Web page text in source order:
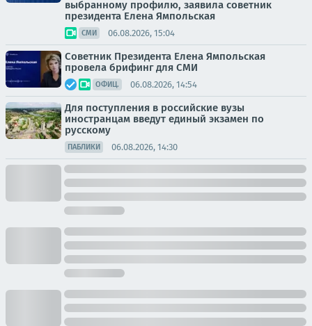
выбранному профилю, заявила советник
президента Елена Ямпольская
СМИ 06.08.2026, 15:04
Советник Президента Елена Ямпольская
провела брифинг для СМИ
ОФИЦ. 06.08.2026, 14:54
Для поступления в российские вузы
иностранцам введут единый экзамен по
русскому
ПАБЛИКИ 06.08.2026, 14:30